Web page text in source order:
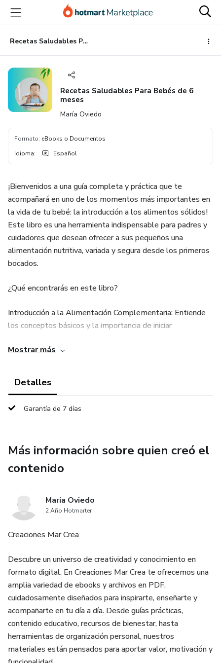
principal
página
de
página
Recetas Saludables Para Bebés de 6 meses
Recetas Saludables Para Bebés de 6
meses
María Oviedo
Formato: eBooks o Documentos
Idioma: Español
¡Bienvenidos a una guía completa y práctica que te
acompañará en uno de los momentos más importantes en
la vida de tu bebé: la introducción a los alimentos sólidos!
Este libro es una herramienta indispensable para padres y
cuidadores que desean ofrecer a sus pequeños una
alimentación nutritiva, variada y segura desde los primeros
bocados.
¿Qué encontrarás en este libro?
Introducción a la Alimentación Complementaria: Entiende
los conceptos básicos y la importancia de iniciar
experiencia segura y agradable.
Primeros Alimentos: Frutas y Verduras: Descubre cómo
Combinaciones Creativas de Sabores: Inspírate con
Proteínas, Granos y Alimentos Integrales: Aprende a incluir
bebé.
Snacks Saludables y Comidas para Llevar: Opciones
prácticas y saludables para mantener a tu bebé bien
alimentado, incluso cuando estás fuera de casa.
Hidratación y Bebidas Saludables: Asegura una correcta
hidratación con las mejores opciones de bebidas.
Consejos Prácticos y Sugerencias Finales: Estrategias
Mostrar más
Detalles
Garantía de 7 días
Más información sobre quien creó el
contenido
María Oviedo
2 Año Hotmarter
Creaciones Mar Crea
Descubre un universo de creatividad y conocimiento en
formato digital. En Creaciones Mar Crea te ofrecemos una
amplia variedad de ebooks y archivos en PDF,
cuidadosamente diseñados para inspirarte, enseñarte y
acompañarte en tu día a día. Desde guías prácticas,
contenido educativo, recursos de bienestar, hasta
herramientas de organización personal, nuestros
materiales están pensados para aportar valor, motivación y